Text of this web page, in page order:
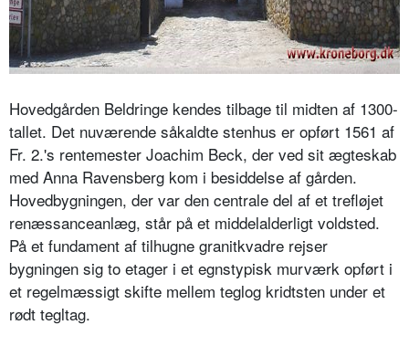
Hovedgården Beldringe kendes tilbage til midten af 1300-
tallet. Det nuværende såkaldte stenhus er opført 1561 af
Fr. 2.'s rentemester Joachim Beck, der ved sit ægteskab
med Anna Ravensberg kom i besiddelse af gården.
Hovedbygningen, der var den centrale del af et trefløjet
renæssanceanlæg, står på et middelalderligt voldsted.
På et fundament af tilhugne granitkvadre rejser
bygningen sig to etager i et egnstypisk murværk opført i
et regelmæssigt skifte mellem teglog kridtsten under et
rødt tegltag.